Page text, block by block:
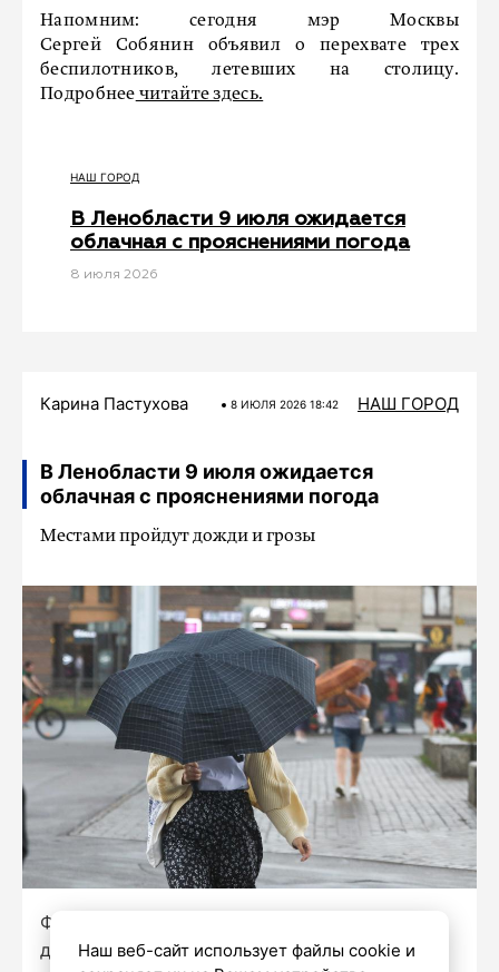
Напомним: сегодня мэр Москвы
Сергей Собянин объявил о перехвате трех
беспилотников, летевших на столицу.
Подробнее читайте здесь.
НАШ ГОРОД
В Ленобласти 9 июля ожидается
облачная с прояснениями погода
8 июля 2026
Карина Пастухова 8 ИЮЛЯ 2026 18:42 НАШ ГОРОД
В Ленобласти 9 июля ожидается
облачная с прояснениями погода
Местами пройдут дожди и грозы
Фото: Роман Пименов / «Петербургский
дневник»Наш веб-сайт использует файлы cookie и